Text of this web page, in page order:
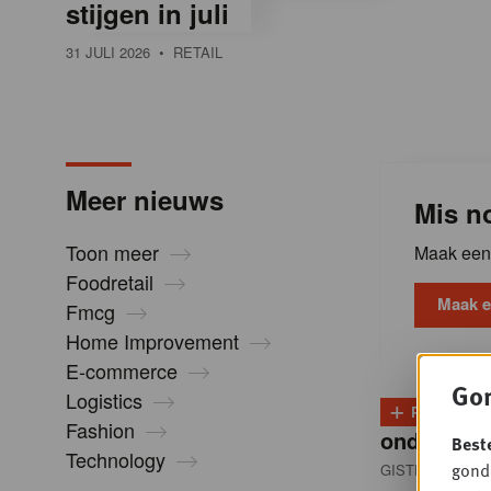
stijgen in juli
31 JULI 2026 • RETAIL
Meer nieuws
Toon meer
Foodretail
Fmcg
Home Improvement
E-commerce
Logistics
Fashion
Technology
Mis
Maak
Maak
+ PLUS
onder
GISTEREN